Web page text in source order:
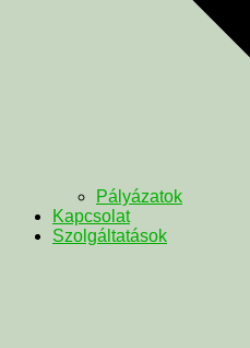
Pályázatok
Kapcsolat
Szolgáltatások